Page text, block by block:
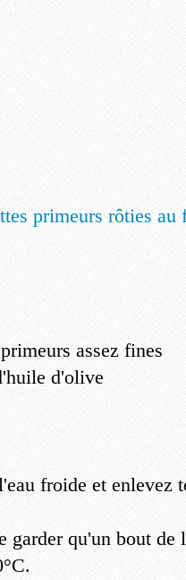
assez fines
d'olive
froide et enlevez
garder qu'un bout de